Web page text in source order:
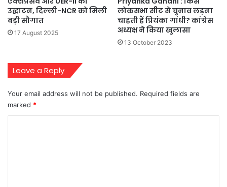
उद्घाटन, दिल्ली-NCR को मिली
बड़ी सौगात
17 August 2025
लोकसभा सीट से चुनाव लड़ना
चाहती हैं प्रियंका गांधी? कांग्रेस
अध्यक्ष ने किया खुलासा
13 October 2023
Leave a Reply
Your email address will not be published. Required fields are
marked *